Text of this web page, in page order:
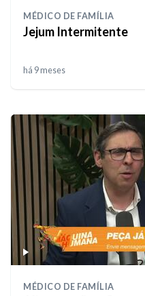
MÉDICO DE FAMÍLIA
Jejum Intermitente
há 9 meses
MÉDICO DE FAMÍLIA